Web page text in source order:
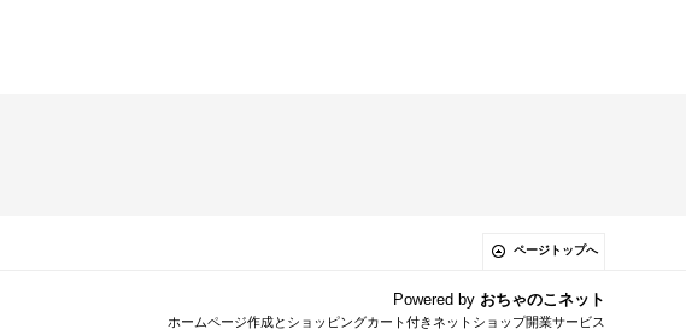
ページトップへ
Powered by おちゃのこネット
ホームページ作成とショッピングカート付きネットショップ開業サービス